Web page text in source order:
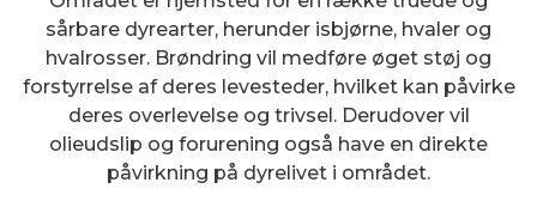
sårbare dyrearter, herunder isbjørne, hvaler og
hvalrosser. Brøndring vil medføre øget støj og
forstyrrelse af deres levesteder, hvilket kan påvirke
deres overlevelse og trivsel. Derudover vil
olieudslip og forurening også have en direkte
påvirkning på dyrelivet i området.